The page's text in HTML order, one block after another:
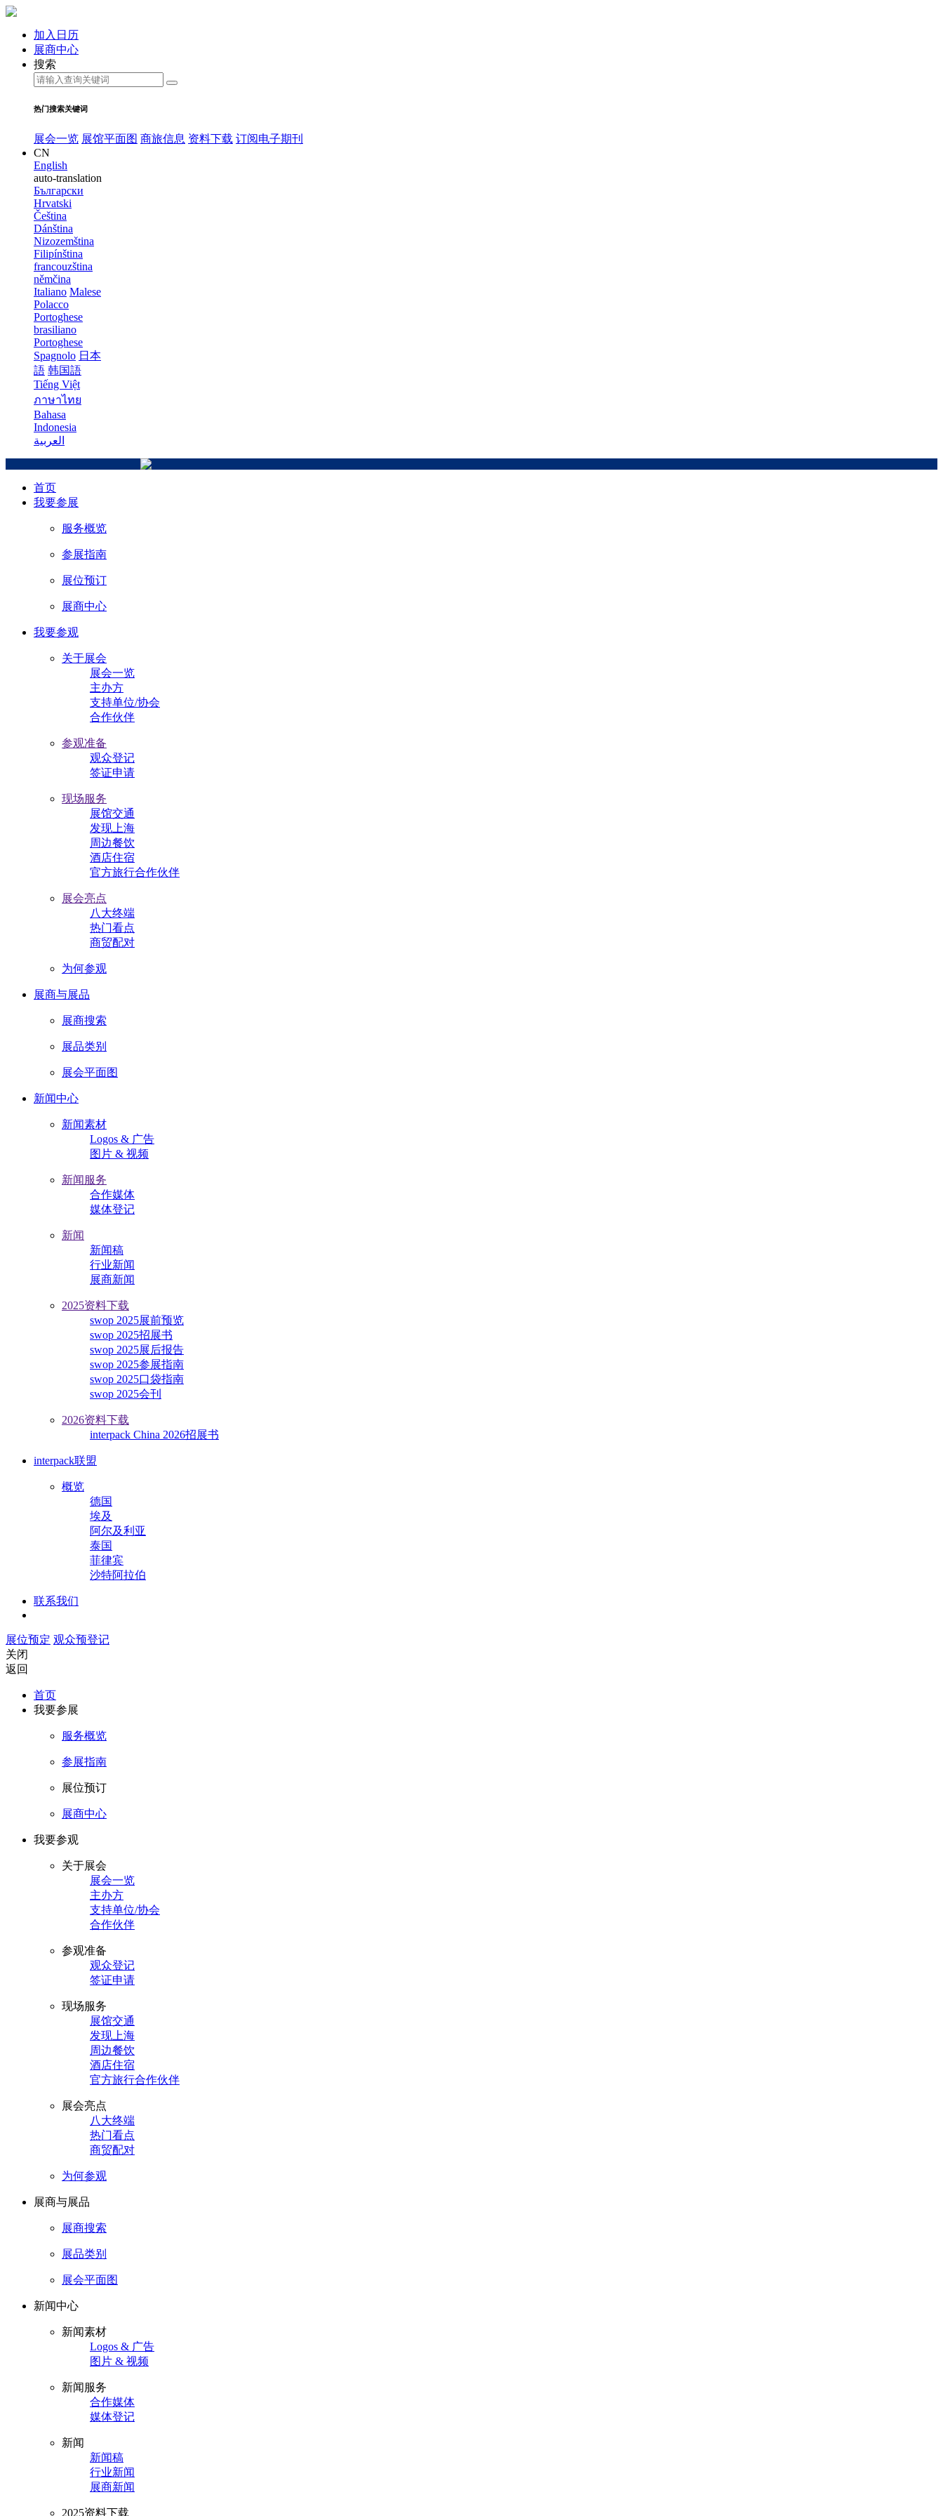
加入日历
展商中心
搜索
热门搜索关键词
展会一览 展馆平面图 商旅信息 资料下载 订阅电子期刊
CN
English
auto-translation
Български
Hrvatski
Čeština
Dánština
Nizozemština
Filipínština
francouzština
němčina
Italiano Malese
Polacco
Portoghese
brasiliano
Portoghese
Spagnolo 日本
語 韩国語
Tiếng Việt
ภาษาไทย
Bahasa
Indonesia
العربية
首页
我要参展
服务概览
参展指南
展位预订
展商中心
我要参观
关于展会
展会一览
主办方
支持单位/协会
合作伙伴
参观准备
观众登记
签证申请
现场服务
展馆交通
发现上海
周边餐饮
酒店住宿
官方旅行合作伙伴
展会亮点
八大终端
热门看点
商贸配对
为何参观
展商与展品
展商搜索
展品类别
展会平面图
新闻中心
新闻素材
Logos & 广告
图片 & 视频
新闻服务
合作媒体
媒体登记
新闻
新闻稿
行业新闻
展商新闻
2025资料下载
swop 2025展前预览
swop 2025招展书
swop 2025展后报告
swop 2025参展指南
swop 2025口袋指南
swop 2025会刊
2026资料下载
interpack China 2026招展书
interpack联盟
概览
德国
埃及
阿尔及利亚
泰国
菲律宾
沙特阿拉伯
联系我们
展位预定 观众预登记
关闭
返回
首页
我要参展
服务概览
参展指南
展位预订
展商中心
我要参观
关于展会
展会一览
主办方
支持单位/协会
合作伙伴
参观准备
观众登记
签证申请
现场服务
展馆交通
发现上海
周边餐饮
酒店住宿
官方旅行合作伙伴
展会亮点
八大终端
热门看点
商贸配对
为何参观
展商与展品
展商搜索
展品类别
展会平面图
新闻中心
新闻素材
Logos & 广告
图片 & 视频
新闻服务
合作媒体
媒体登记
新闻
新闻稿
行业新闻
展商新闻
2025资料下载